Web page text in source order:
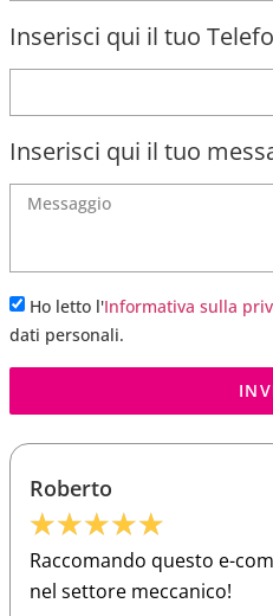
Inserisci qui il tuo
Inserisci qui il tuo
Ho letto l'Informativa sulla
dati personali.
Roberto
★★★★★
Raccomando questo e-
nel settore meccanico!